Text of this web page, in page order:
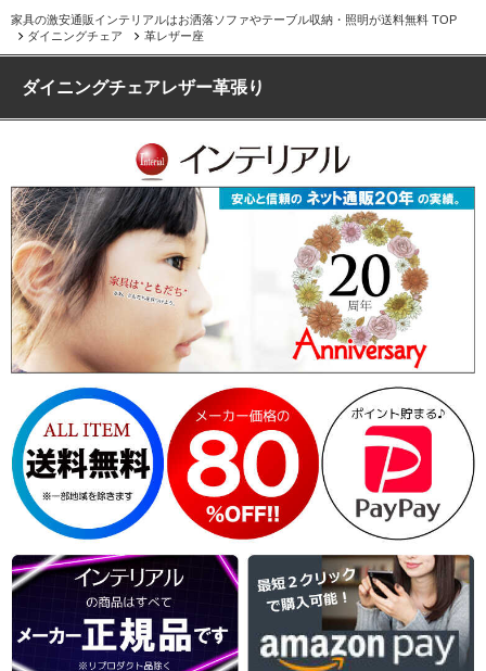
家具の激安通販インテリアルはお洒落ソファやテーブル収納・照明が送料無料 TOP
ダイニングチェア
革レザー座
ダイニングチェアレザー革張り